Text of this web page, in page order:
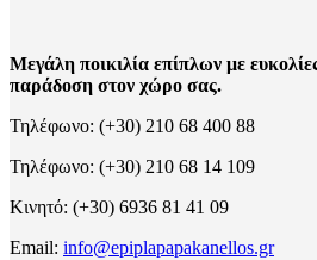
Μεγάλη ποικιλία επίπλων με
παράδοση στον χώρο σας.
Τηλέφωνο: (+30) 210 68 400 88
Τηλέφωνο: (+30) 210 68 14 109
Κινητό: (+30) 6936 81 41 09
Email: info@epiplapapakanellos.gr